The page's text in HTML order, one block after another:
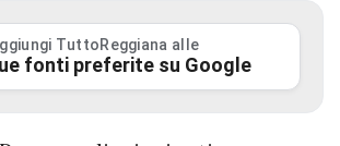
TuttoReggiana alle
fonti preferite su Google